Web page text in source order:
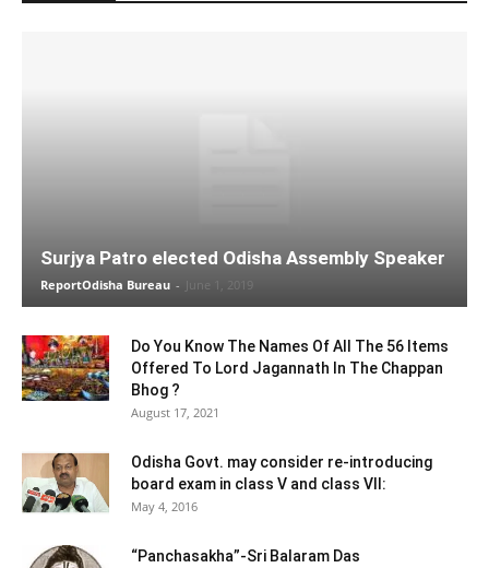
Surjya Patro elected Odisha Assembly Speaker
ReportOdisha Bureau - June 1, 2019
Do You Know The Names Of All The 56 Items
Offered To Lord Jagannath In The Chappan
Bhog ?
August 17, 2021
Odisha Govt. may consider re-introducing
board exam in class V and class VII:
May 4, 2016
“Panchasakha”-Sri Balaram Das